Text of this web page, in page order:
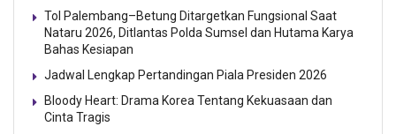
Tol Palembang–Betung Ditargetkan Fungsional Saat
Nataru 2026, Ditlantas Polda Sumsel dan Hutama Karya
Bahas Kesiapan
Jadwal Lengkap Pertandingan Piala Presiden 2026
Bloody Heart: Drama Korea Tentang Kekuasaan dan
Cinta Tragis